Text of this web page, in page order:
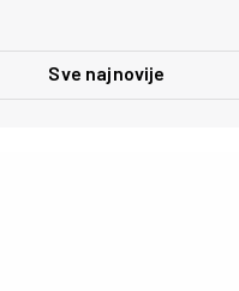
Sve najnovije